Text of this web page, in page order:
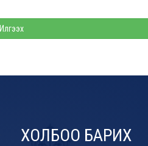
Илгээх
ХОЛБОО БАРИХ